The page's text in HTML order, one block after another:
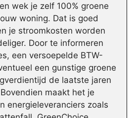
wek je zelf 100% groene
woning. Dat is goed
je stroomkosten worden
Door te informeren
een versoepelde BTW-
een gunstige groene
de laatste jaren
maakt het je
energieleveranciers zoals